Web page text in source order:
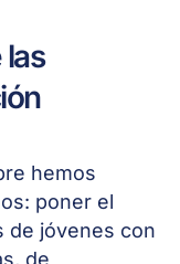
hemos
poner el
de jóvenes con
de